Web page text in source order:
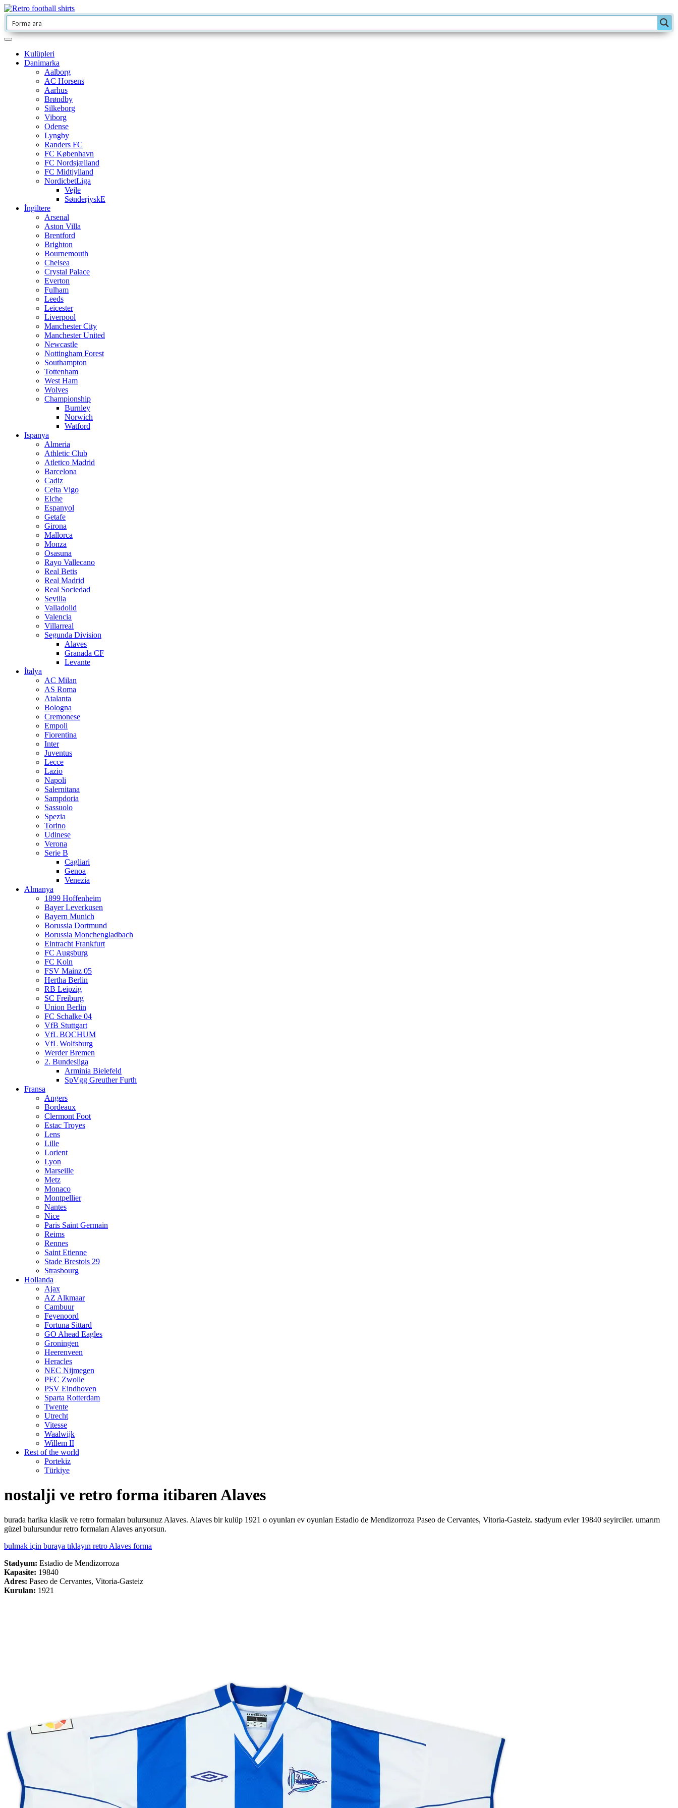
Kulüpleri
Danimarka
Aalborg
AC Horsens
Aarhus
Brøndby
Silkeborg
Viborg
Odense
Lyngby
Randers FC
FC København
FC Nordsjælland
FC Midtjylland
NordicbetLiga
Vejle
SønderjyskE
İngiltere
Arsenal
Aston Villa
Brentford
Brighton
Bournemouth
Chelsea
Crystal Palace
Everton
Fulham
Leeds
Leicester
Liverpool
Manchester City
Manchester United
Newcastle
Nottingham Forest
Southampton
Tottenham
West Ham
Wolves
Championship
Burnley
Norwich
Watford
Ispanya
Almeria
Athletic Club
Atletico Madrid
Barcelona
Cadiz
Celta Vigo
Elche
Espanyol
Getafe
Girona
Mallorca
Monza
Osasuna
Rayo Vallecano
Real Betis
Real Madrid
Real Sociedad
Sevilla
Valladolid
Valencia
Villarreal
Segunda Division
Alaves
Granada CF
Levante
İtalya
AC Milan
AS Roma
Atalanta
Bologna
Cremonese
Empoli
Fiorentina
Inter
Juventus
Lecce
Lazio
Napoli
Salernitana
Sampdoria
Sassuolo
Spezia
Torino
Udinese
Verona
Serie B
Cagliari
Genoa
Venezia
Almanya
1899 Hoffenheim
Bayer Leverkusen
Bayern Munich
Borussia Dortmund
Borussia Monchengladbach
Eintracht Frankfurt
FC Augsburg
FC Koln
FSV Mainz 05
Hertha Berlin
RB Leipzig
SC Freiburg
Union Berlin
FC Schalke 04
VfB Stuttgart
VfL BOCHUM
VfL Wolfsburg
Werder Bremen
2. Bundesliga
Arminia Bielefeld
SpVgg Greuther Furth
Fransa
Angers
Bordeaux
Clermont Foot
Estac Troyes
Lens
Lille
Lorient
Lyon
Marseille
Metz
Monaco
Montpellier
Nantes
Nice
Paris Saint Germain
Reims
Rennes
Saint Etienne
Stade Brestois 29
Strasbourg
Hollanda
Ajax
AZ Alkmaar
Cambuur
Feyenoord
Fortuna Sittard
GO Ahead Eagles
Groningen
Heerenveen
Heracles
NEC Nijmegen
PEC Zwolle
PSV Eindhoven
Sparta Rotterdam
Twente
Utrecht
Vitesse
Waalwijk
Willem II
Rest of the world
Portekiz
Türkiye
nostalji ve retro forma itibaren Alaves
burada harika klasik ve retro formaları bulursunuz Alaves. Alaves bir kulüp 1921 o oyunları ev oyunları Estadio de Mendizorroza Paseo de Cervantes, Vitoria-Gasteiz. stadyum evler 19840 seyirciler. umarım
güzel bulursundur retro formaları Alaves arıyorsun.
bulmak için buraya tıklayın retro Alaves forma
Stadyum: Estadio de Mendizorroza
Kapasite: 19840
Adres: Paseo de Cervantes, Vitoria-Gasteiz
Kurulan: 1921